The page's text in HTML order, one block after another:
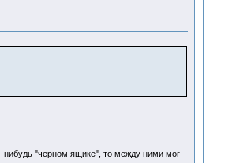
нибудь "черном ящике", то между ними мог